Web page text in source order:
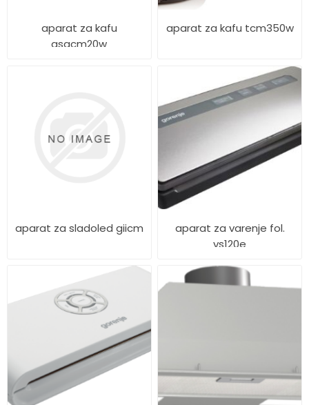
aparat za kafu
gsacm20w
aparat za kafu tcm350w
aparat za sladoled giicm
aparat za varenje fol.
vs120e